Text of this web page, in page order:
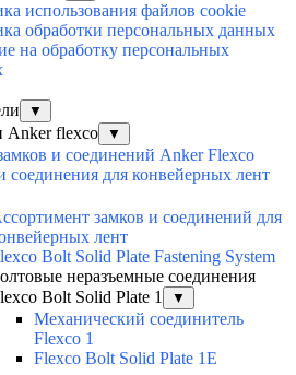
использования файлов cookie
обработки персональных данных
на обработку персональных
▼
Anker flexco ▼
и соединений Anker Flexco
соединения для конвейерных лент
замков и соединений для
лент
Bolt Solid Plate Fastening System
неразъемные соединения
Bolt Solid Plate 1
▼
Механический соединитель
Flexco 1
Flexco Bolt Solid Plate 1E